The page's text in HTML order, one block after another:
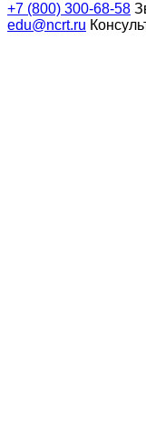
+7 (800) 300-68-58
edu@ncrt.ru